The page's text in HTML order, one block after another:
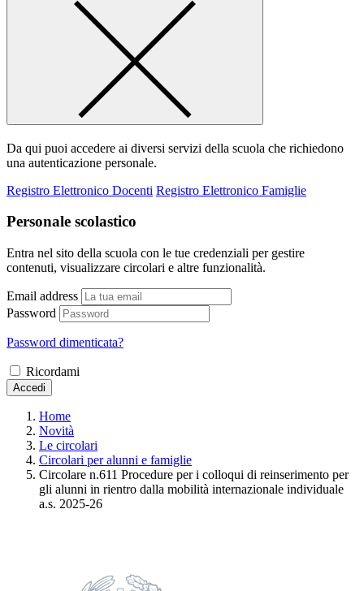
Da qui puoi accedere ai diversi servizi della scuola che richiedono
una autenticazione personale.
Registro Elettronico Docenti Registro Elettronico Famiglie
Personale scolastico
Entra nel sito della scuola con le tue credenziali per gestire
contenuti, visualizzare circolari e altre funzionalità.
Email address
Password
Password dimenticata?
Ricordami
Accedi
Home
Novità
Le circolari
Circolari per alunni e famiglie
Circolare n.611 Procedure per i colloqui di reinserimento per
gli alunni in rientro dalla mobilità internazionale individuale
a.s. 2025-26